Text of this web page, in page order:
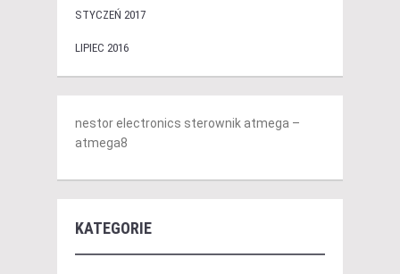
STYCZEŃ 2017
LIPIEC 2016
nestor electronics sterownik atmega –
atmega8
KATEGORIE